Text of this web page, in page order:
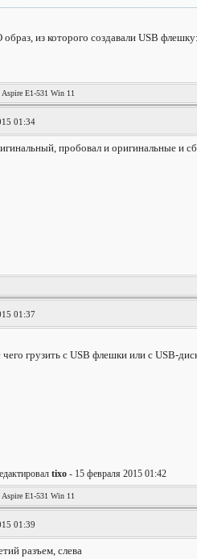
образ, из которого создавали USB
E1-531 Win 11
01:34
пробовал и оригинальные и
01:37
чего грузить с USB флешки или с USB-
tixo- 15 февраля 2015 01:42
E1-531 Win 11
01:39
разъем, слева